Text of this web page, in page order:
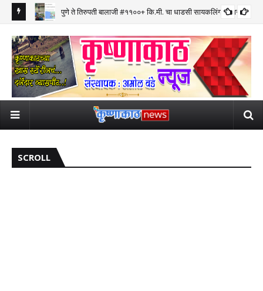
पुणे ते तिरुपती बालाजी #११००+ कि.मी. चा धाडसी सायकलिंग प्रवास पूर्ण
SCROLL